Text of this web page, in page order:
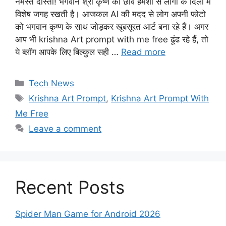
विशेष जगह रखती है। आजकल AI की मदद से लोग अपनी फोटो
को भगवान कृष्ण के साथ जोड़कर खूबसूरत आर्ट बना रहे हैं। अगर
आप भी krishna Art prompt with me free ढूंढ रहे हैं, तो
ये ब्लॉग आपके लिए बिल्कुल सही … Read more
Categories
Tech News
Tags
Krishna Art Prompt, Krishna Art Prompt With
Me Free
Leave a comment
Recent Posts
Spider Man Game for Android 2026